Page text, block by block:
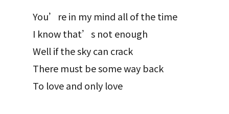
You’re in my mind all of the time
I know that’s not enough
Well if the sky can crack
There must be some way back
To love and only love